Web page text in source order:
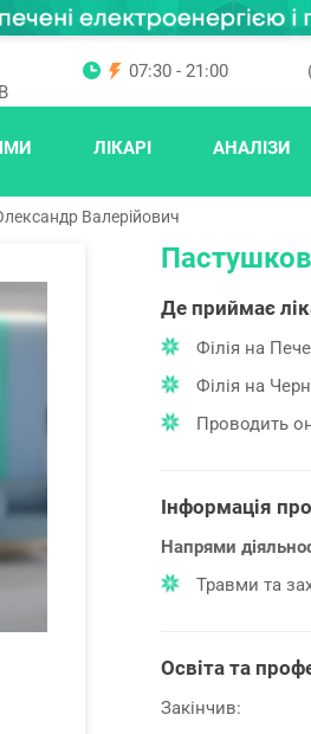
07:30 - 21:00
ЛІКАРІ АНАЛІЗИ
Валерійович
Де приймає
Філія на
Філія на
Проводить
Інформація
Напрями
Травми та
Освіта та
Закінчив: